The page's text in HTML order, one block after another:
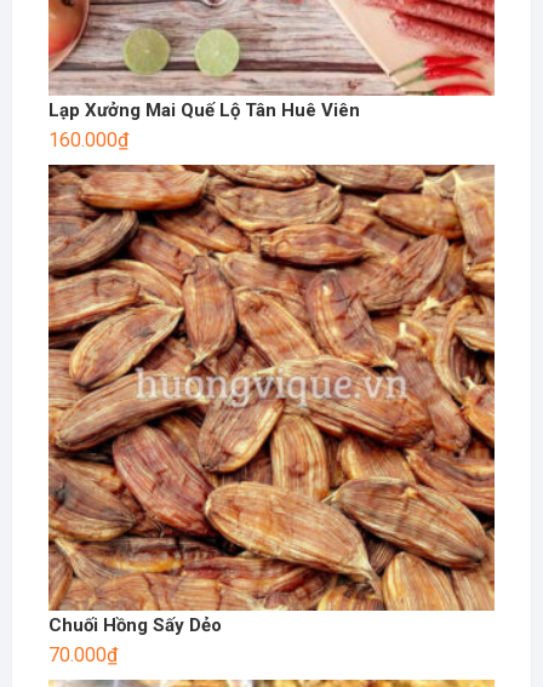
Lạp Xưởng Mai Quế Lộ Tân Huê Viên
160.000₫
Chuối Hồng Sấy Dẻo
70.000₫